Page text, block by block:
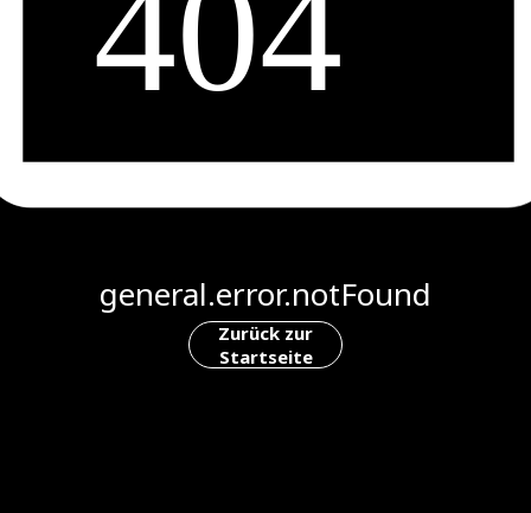
general.error.notFound
Zurück zur
Startseite